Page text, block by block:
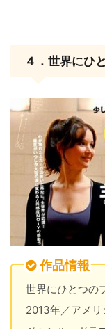
４．世界にひ
作品情報
世界にひとつの
2013年／アメ